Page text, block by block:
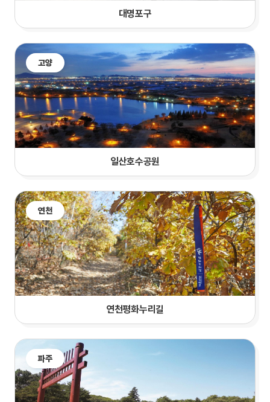
대명포구
고양
일산호수공원
연천
연천평화누리길
파주